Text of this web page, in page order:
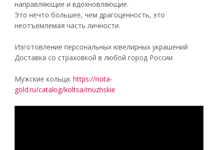
направляющие и вдохновляющие.
Это нечто большее, чем драгоценность, это
неотъемлемая часть личности.
Изготовление персональных ювелирных украшений
Доставка со страховкой в любой город России
Мужские кольца: https://nota-
gold.ru/catalog/koltsa/muzhskie